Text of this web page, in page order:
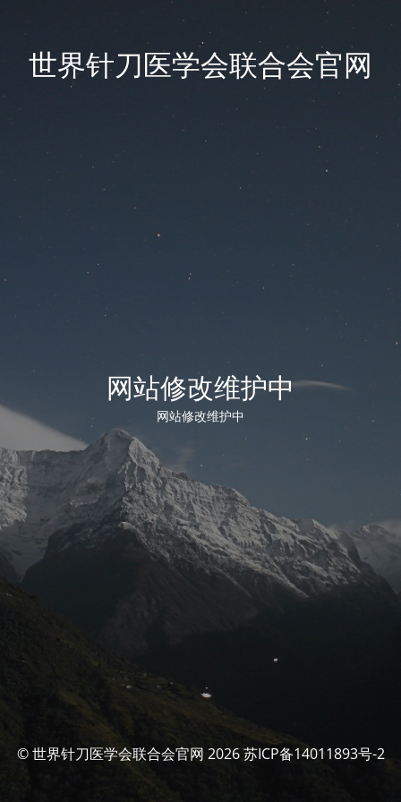
世界针刀医学会联合会官网
网站修改维护中
网站修改维护中
© 世界针刀医学会联合会官网 2026 苏ICP备14011893号-2